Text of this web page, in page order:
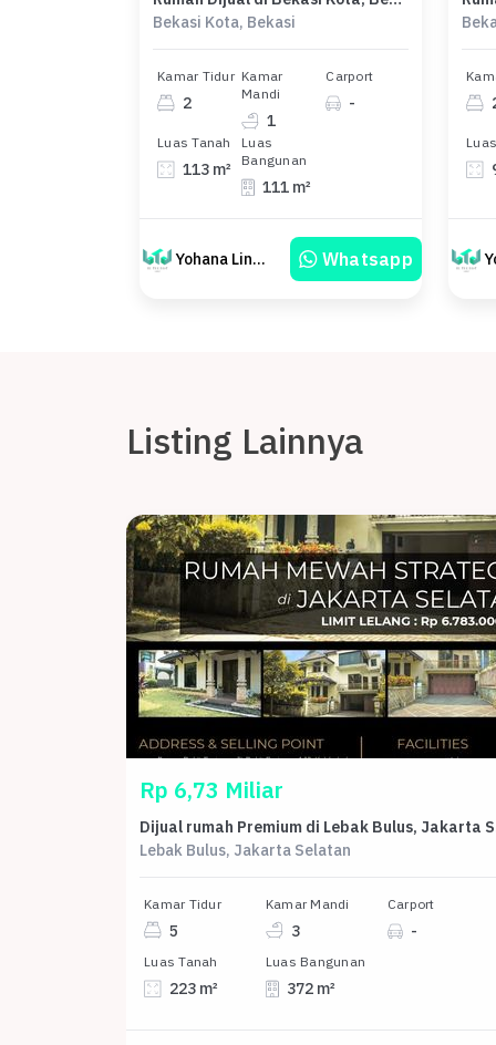
Bekasi Kota, Bekasi
Kamar Tidur
2
Kamar
Mandi
1
Carport
-
Luas Tanah
113 m²
Luas
Bangunan
111 m²
Yohana Linawati Sutanto Whatsapp
Listing Lainnya
Rp 6,73 Miliar
Lebak Bulus, Jakarta Selatan
Kamar Tidur
5
Kamar Mandi
3
Carport
-
Luas Tanah
223 m²
Luas Bangunan
372 m²